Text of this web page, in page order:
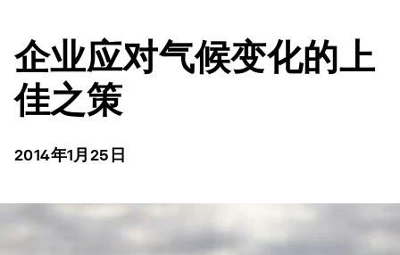
企业应对气候变化的上
佳之策
2014年1月25日